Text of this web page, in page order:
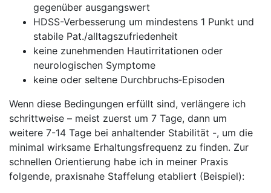
gegenüber ausgangswert
HDSS-Verbesserung um​ mindestens 1 Punkt und
stabile⁤ Pat./alltagszufriedenheit
keine zunehmenden​ Hautirritationen oder
‌neurologischen ⁣Symptome
keine oder‌ seltene Durchbruchs‑Episoden
Wenn​ diese ‌Bedingungen erfüllt sind, verlängere ich
⁤schrittweise – ‍meist zuerst um 7 Tage, ​dann um
weitere 7-14 Tage‍ bei​ anhaltender ‌Stabilität ⁤-, ‍um⁢ die‍
minimal wirksame Erhaltungsfrequenz zu finden. Zur
schnellen Orientierung habe ich ‌in ​meiner Praxis
folgende, praxisnahe Staffelung‌ etabliert (Beispiel):